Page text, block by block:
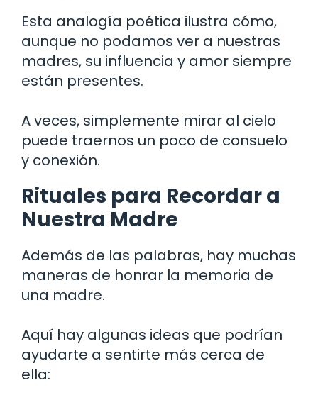
Esta analogía poética ilustra cómo,
aunque no podamos ver a nuestras
madres, su influencia y amor siempre
están presentes.
A veces, simplemente mirar al cielo
puede traernos un poco de consuelo
y conexión.
Rituales para Recordar a
Nuestra Madre
Además de las palabras, hay muchas
maneras de honrar la memoria de
una madre.
Aquí hay algunas ideas que podrían
ayudarte a sentirte más cerca de
ella: